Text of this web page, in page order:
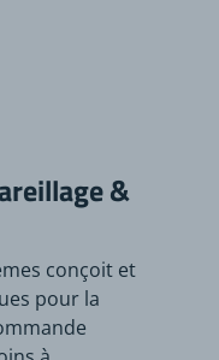
&
conçoit et
pour la